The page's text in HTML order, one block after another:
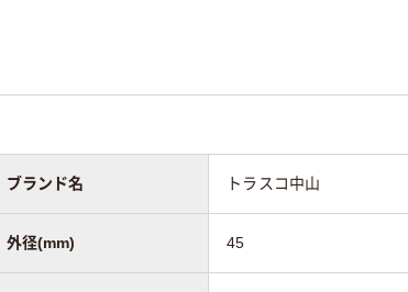
ブランド名 トラスコ中山
外径(mm) 45